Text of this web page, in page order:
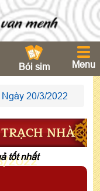
Bói sim Menu
Ngày 20/3/2022
NHÀ
2022
tốt nhất